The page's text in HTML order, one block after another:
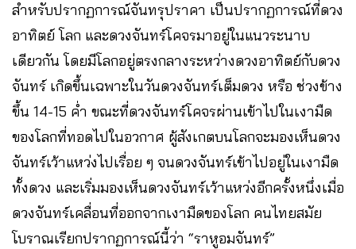
สำหรับปรากฏการณ์จันทรุปราคา เป็นปรากฏการณ์ที่ดวง
อาทิตย์ โลก และดวงจันทร์โคจรมาอยู่ในแนวระนาบ
เดียวกัน โดยมีโลกอยู่ตรงกลางระหว่างดวงอาทิตย์กับดวง
จันทร์ เกิดขึ้นเฉพาะในวันดวงจันทร์เต็มดวง หรือ ช่วงข้าง
ขึ้น 14-15 ค่ำ ขณะที่ดวงจันทร์โคจรผ่านเข้าไปในเงามืด
ของโลกที่ทอดไปในอวกาศ ผู้สังเกตบนโลกจะมองเห็นดวง
จันทร์เว้าแหว่งไปเรื่อย ๆ จนดวงจันทร์เข้าไปอยู่ในเงามืด
ทั้งดวง และเริ่มมองเห็นดวงจันทร์เว้าแหว่งอีกครั้งหนึ่งเมื่อ
ดวงจันทร์เคลื่อนที่ออกจากเงามืดของโลก คนไทยสมัย
โบราณเรียกปรากฏการณ์นี้ว่า “ราหูอมจันทร์”